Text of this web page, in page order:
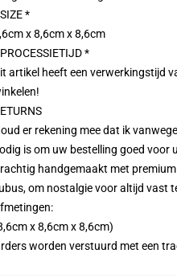
*
x 8,6cm x 8,6cm
*
artikel heeft een verwerkingstijd
er rekening mee dat ik
is om uw bestelling goed voor
handgemaakt met
om nostalgie voor altijd vast
x 8,6cm x 8,6cm)
worden verstuurd met een